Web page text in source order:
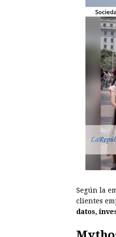
Según la
clientes
datos,